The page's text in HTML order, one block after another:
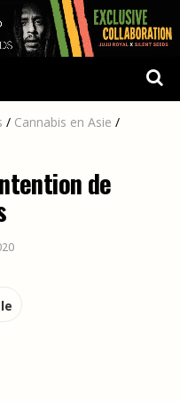
/ Cannabis en Asie /
de